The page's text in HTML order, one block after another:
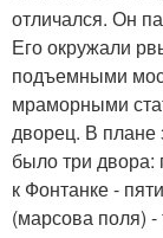
отличался. Он
Его окружали
подъемными
мраморными
дворец. В плане
было три
к Фонтанке -
(марсова поля)